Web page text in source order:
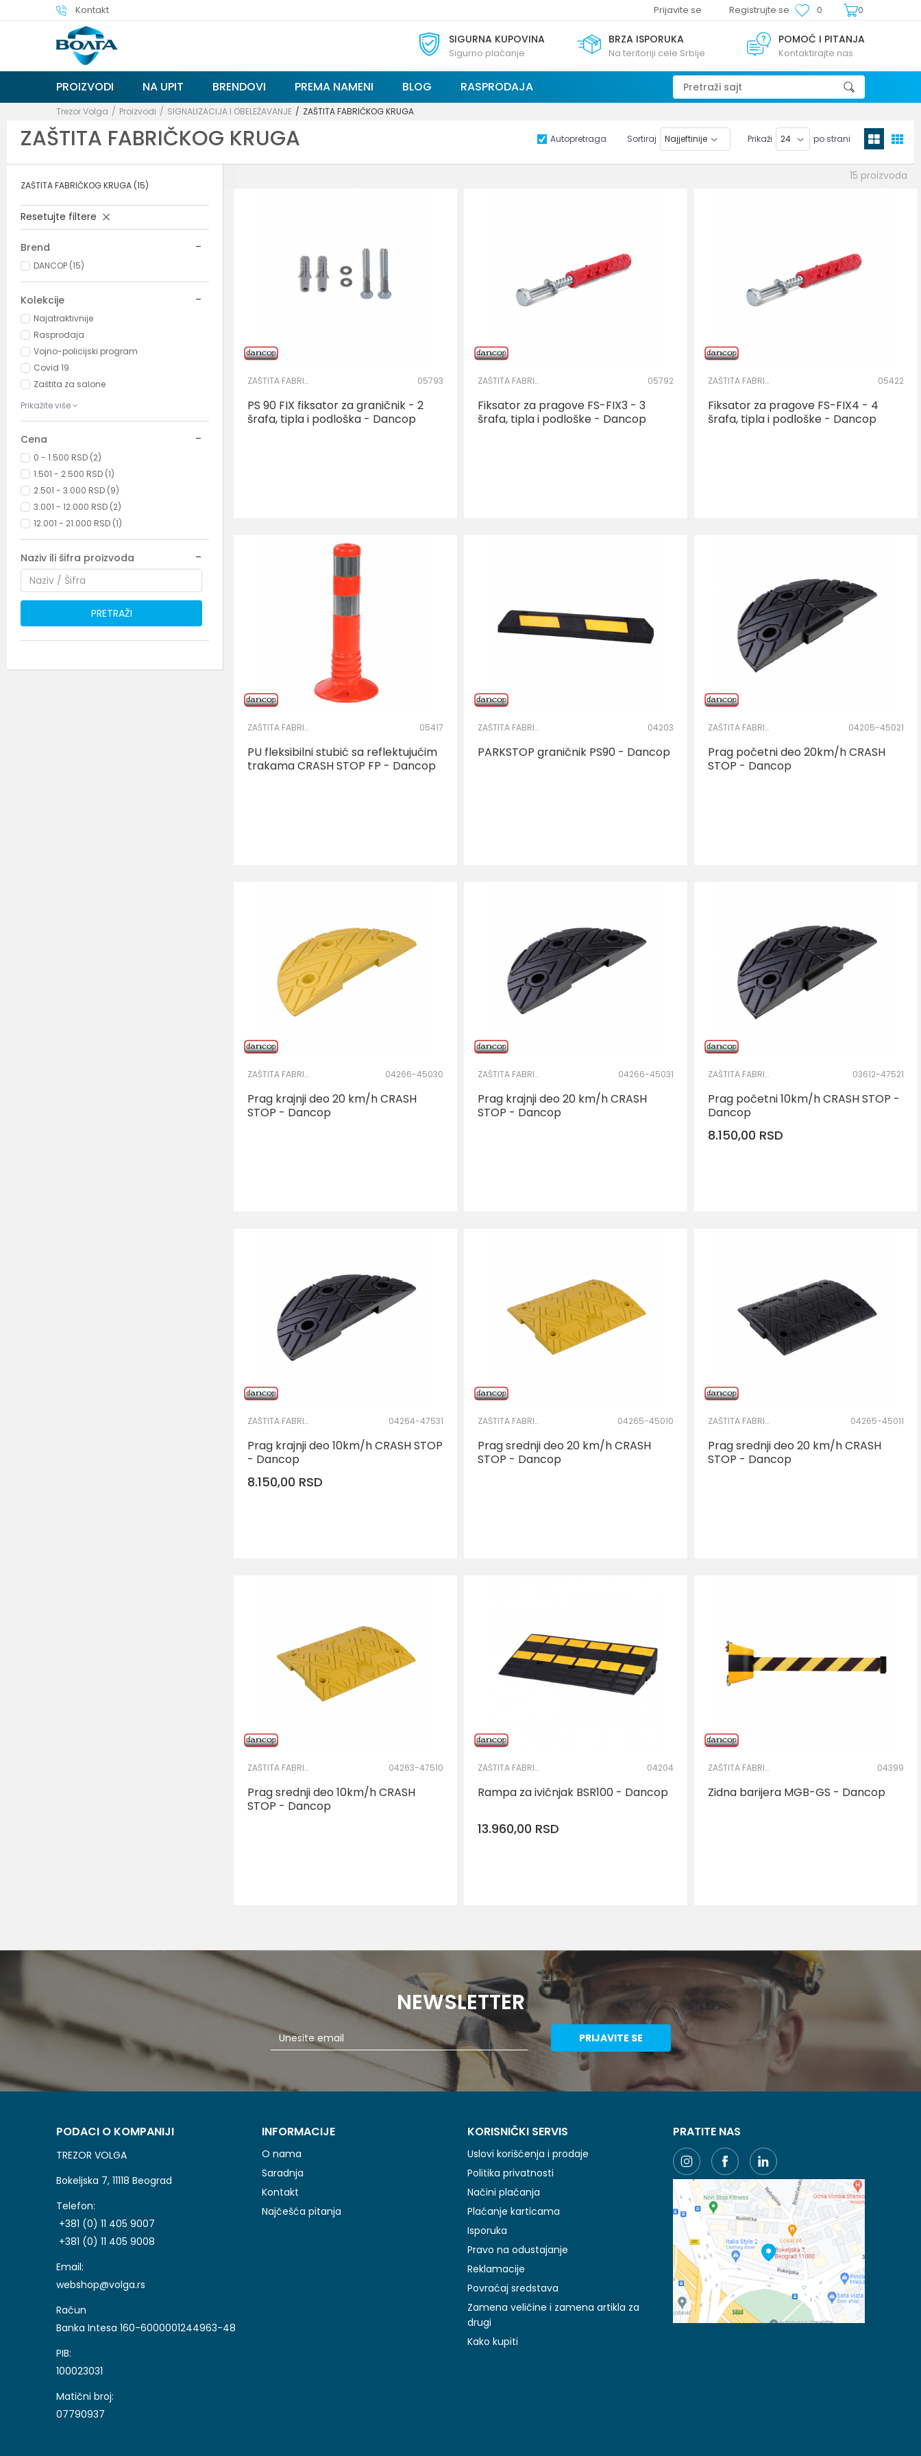
Kontakt 0
0
Prijavite se Registrujte se
SIGURNA KUPOVINA
Sigurno plaćanje
BRZA ISPORUKA
Na teritoriji cele Srbije
POMOĆ I PITANJA
Kontaktirajte nas
PROIZVODI NA UPIT BRENDOVI PREMA NAMENI BLOG RASPRODAJA Pretraži sajt
Trezor Volga Proizvodi SIGNALIZACIJA I OBELEŽAVANJE ZAŠTITA FABRIČKOG KRUGA
ZAŠTITA FABRIČKOG KRUGA Autopretraga Sortiraj Prikaži po strani
ZAŠTITA FABRIČKOG KRUGA (15)
Resetujte filtere
Brend
DANCOP (15)
Kolekcije
Najatraktivnije
Rasprodaja
Vojno-policijski program
Covid 19
Zaštita za salone
Prikažite više
Cena
0 - 1.500 RSD (2)
1.501 - 2.500 RSD (1)
2.501 - 3.000 RSD (9)
3.001 - 12.000 RSD (2)
12.001 - 21.000 RSD (1)
Naziv ili šifra proizvoda
PRETRAŽI
15 proizvoda
ZAŠTITA FABRIČKOG KRUGA 05793
PS 90 FIX fiksator za graničnik - 2
šrafa, tipla i podloška - Dancop
ZAŠTITA FABRIČKOG KRUGA 05792
Fiksator za pragove FS-FIX3 - 3
šrafa, tipla i podloške - Dancop
ZAŠTITA FABRIČKOG KRUGA 05422
Fiksator za pragove FS-FIX4 - 4
šrafa, tipla i podloške - Dancop
ZAŠTITA FABRIČKOG KRUGA 05417
PU fleksibilni stubić sa reflektujućim
trakama CRASH STOP FP - Dancop
ZAŠTITA FABRIČKOG KRUGA 04203
PARKSTOP graničnik PS90 - Dancop
ZAŠTITA FABRIČKOG KRUGA 04205-45021
Prag početni deo 20km/h CRASH
STOP - Dancop
ZAŠTITA FABRIČKOG KRUGA 04266-45030
Prag krajnji deo 20 km/h CRASH
STOP - Dancop
ZAŠTITA FABRIČKOG KRUGA 04266-45031
Prag krajnji deo 20 km/h CRASH
STOP - Dancop
ZAŠTITA FABRIČKOG KRUGA 03612-47521
Prag početni 10km/h CRASH STOP -
Dancop
8.150,00 RSD
ZAŠTITA FABRIČKOG KRUGA 04264-47531
Prag krajnji deo 10km/h CRASH STOP
- Dancop
8.150,00 RSD
ZAŠTITA FABRIČKOG KRUGA 04265-45010
Prag srednji deo 20 km/h CRASH
STOP - Dancop
ZAŠTITA FABRIČKOG KRUGA 04265-45011
Prag srednji deo 20 km/h CRASH
STOP - Dancop
ZAŠTITA FABRIČKOG KRUGA 04263-47510
Prag srednji deo 10km/h CRASH
STOP - Dancop
ZAŠTITA FABRIČKOG KRUGA 04204
Rampa za ivičnjak BSR100 - Dancop
13.960,00 RSD
ZAŠTITA FABRIČKOG KRUGA 04399
Zidna barijera MGB-GS - Dancop
NEWSLETTER
PRIJAVITE SE
PODACI O KOMPANIJI
TREZOR VOLGA
Bokeljska 7, 11118 Beograd
Telefon:
+381 (0) 11 405 9007
+381 (0) 11 405 9008
Email:
webshop@volga.rs
Račun
Banka Intesa 160-6000001244963-48
PIB:
100023031
Matični broj:
07790937
INFORMACIJE
O nama
Saradnja
Kontakt
Najčešća pitanja
KORISNIČKI SERVIS
Uslovi korišćenja i prodaje
Politika privatnosti
Načini plaćanja
Plaćanje karticama
Isporuka
Pravo na odustajanje
Reklamacije
Povraćaj sredstava
Zamena veličine i zamena artikla za
drugi
Kako kupiti
PRATITE NAS